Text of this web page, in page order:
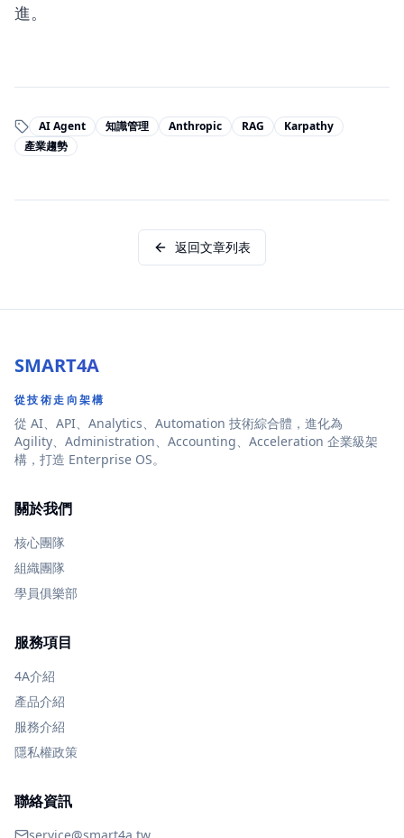
進。
AI Agent 知識管理 Anthropic RAG
Karpathy
產業趨勢
返回文章列表
SMART4A
從技術走向架構
從 AI、API、Analytics、Automation 技術綜合體，進化為
Agility、Administration、Accounting、Acceleration 企業級架
構，打造 Enterprise OS。
關於我們
核心團隊
組織團隊
學員俱樂部
服務項目
4A介紹
產品介紹
服務介紹
隱私權政策
聯絡資訊
service@smart4a.tw